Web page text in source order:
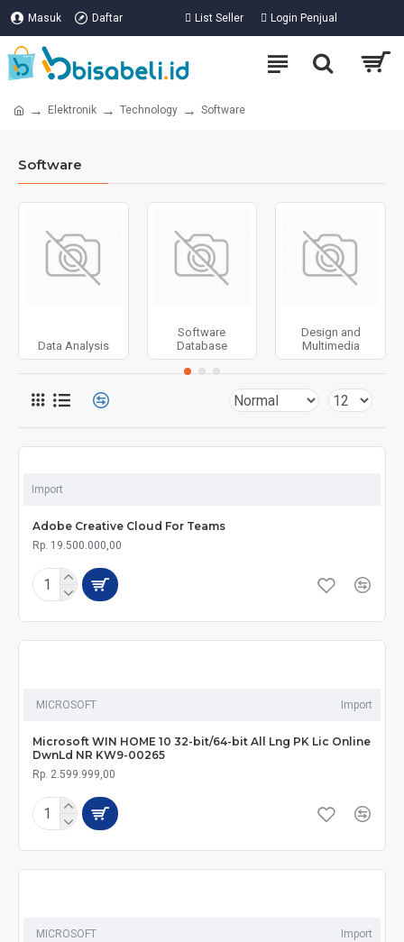
Masuk Daftar List Seller Login Penjual
Elektronik Technology Software
Software
Data Analysis
Software
Database
Design and
Multimedia
Import
Adobe Creative Cloud For Teams
Rp. 19.500.000,00
MICROSOFT Import
Microsoft WIN HOME 10 32-bit/64-bit All Lng PK Lic Online
DwnLd NR KW9-00265
Rp. 2.599.999,00
MICROSOFT Import